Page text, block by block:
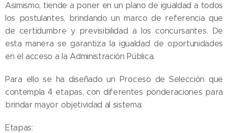
Asimismo, tiende a poner en un plano de igualdad a todos
los postulantes, brindando un marco de referencia que
de certidumbre y previsibilidad a los concursantes. De
esta manera se garantiza la igualdad de oportunidades
en el acceso a la Administración Pública.
Para ello se ha diseñado un Proceso de Selección que
contempla 4 etapas, con diferentes ponderaciones para
brindar mayor objetividad al sistema:
Etapas: